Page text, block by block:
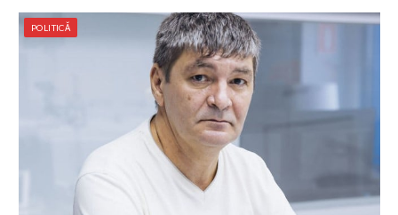
POLITICĂ